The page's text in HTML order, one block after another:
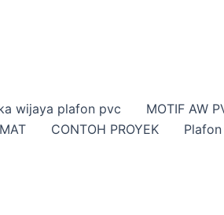
wijaya plafon pvc MOTIF AW
CONTOH PROYEK